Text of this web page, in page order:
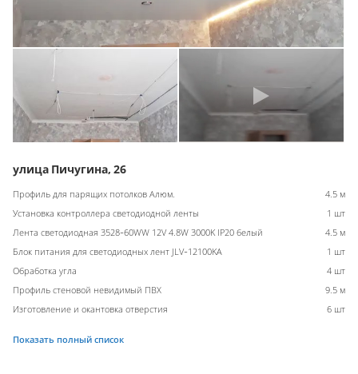
улица Пичугина, 26
Профиль для парящих потолков Алюм.
4.5 м
Установка контроллера светодиодной ленты
1 шт
Лента светодиодная 3528-60WW 12V 4.8W 3000K IP20 белый
4.5 м
Блок питания для светодиодных лент JLV-12100KA
1 шт
Обработка угла
4 шт
Профиль стеновой невидимый ПВХ
9.5 м
Изготовление и окантовка отверстия
6 шт
Показать полный список